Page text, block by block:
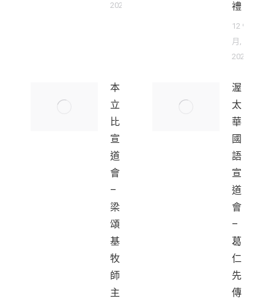
2025 禮
12 9
月,
2025
本
立
比
宣
道
會
–
梁
頌
基
牧
師
主
渥
太
華
國
語
宣
道
會
–
葛
仁
先
傳